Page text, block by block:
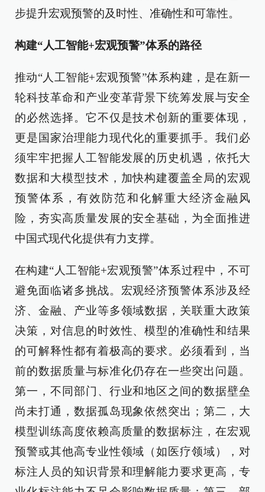
步提升宏观预警的及时性、准确性和可靠性。
构建“人工智能+宏观预警”体系的路径
推动“人工智能+宏观预警”体系构建，是在新一
轮科技革命和产业变革背景下统筹发展与安全
的必然选择。它不仅是技术创新的重要体现，
更是国家治理能力现代化的重要抓手。我们必
须牢牢把握人工智能发展的历史机遇，依托大
数据和大模型技术，加快构建覆盖全局的宏观
预警体系，有效防范和化解重大经济金融风
险，夯实高质量发展的安全基础，为全面推进
中国式现代化提供有力支撑。
在构建“人工智能+宏观预警”体系过程中，不可
避免面临诸多挑战。宏观经济预警体系涉及经
济、金融、产业等多领域数据，关联重大政策
决策，对信息的时效性、模型的准确性和结果
的可解释性都有着极高的要求。必须看到，当
前的数据质量与标准化仍存在一些突出问题。
第一，不同部门、行业和地区之间的数据壁垒
尚未打通，数据孤岛现象依然突出；第二，大
模型训练高度依赖高质量的数据标注，在宏观
预警或其他高专业性领域（如医疗领域），对
标注人员的知识背景和理解能力要求更高，专